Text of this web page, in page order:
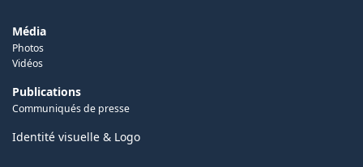
Média
Photos
Vidéos
Publications
Communiqués de presse
Identité visuelle & Logo